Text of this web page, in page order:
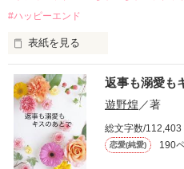
酔った勢いで一夜を共にしてし
さらに、美桜が初めてだと知っ
『責任をとる、結婚しよう』と
戸惑う美桜とは裏腹に、好きと
甘やかしてくる。
そんなある日、哲平は美桜がス
遭っていることを知る。
美桜を守るため、哲平は同居を
#ハッピーエンド
表紙を見る
おかしな噂を流されて前の職
桜は、海外で傷心旅行をしてい
い、酒の勢いもあり一夜限りの
帰国後、美桜は新しい職場で
なんと彼の正体は、とある財閥
れて起業した新進気鋭の実業家
――御影恭司その人だったのだ
返事も溺愛も
遊野煌 ／著
総文字数/112,403
恋愛(純愛) 190